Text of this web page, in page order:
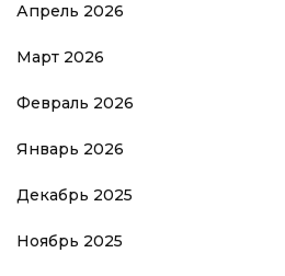
Апрель 2026
Март 2026
Февраль 2026
Январь 2026
Декабрь 2025
Ноябрь 2025